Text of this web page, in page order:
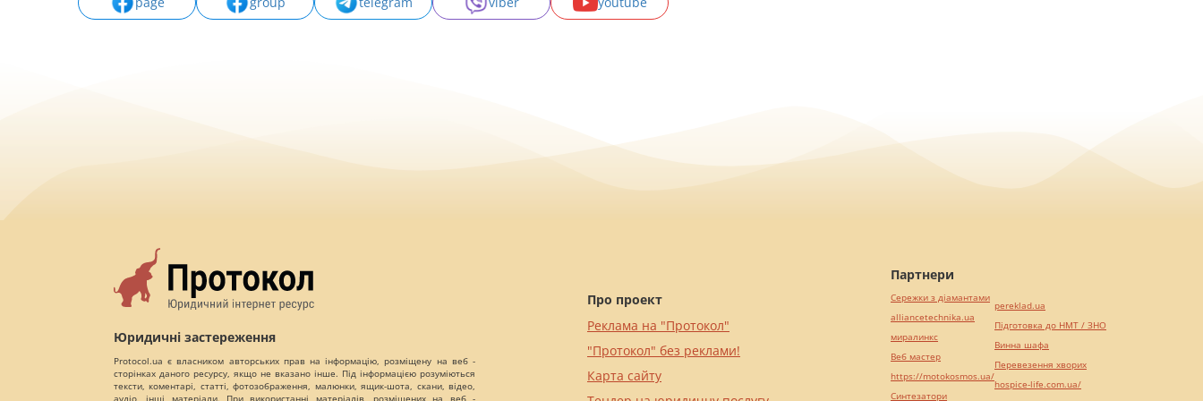
Юридичні застереження
Protocol.ua є власником авторських прав на інформацію, розміщену на веб -
сторінках даного ресурсу, якщо не вказано інше. Під інформацією розуміються
тексти, коментарі, статті, фотозображення, малюнки, ящик-шота, скани, відео,
аудіо, інші матеріали. При використанні матеріалів, розміщених на веб -
Про проект
Реклама на "Протокол"
"Протокол" без реклами!
Карта сайту
Партнери
Сережки з діамантами
alliancetechnika.ua
миралинкс
Веб мастер
https://motokosmos.ua/
Синтезатори
pereklad.ua
Підготовка до НМТ / ЗНО
Винна шафа
Перевезення хворих
hospice-life.com.ua/